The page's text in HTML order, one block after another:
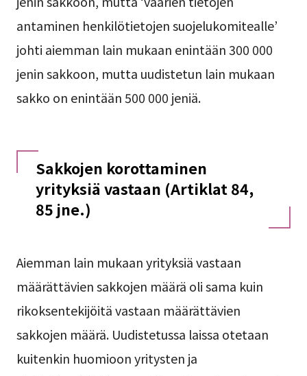
antaminen henkilötietojen suojelukomitealle’
johti aiemman lain mukaan enintään 300 000
jenin sakkoon, mutta uudistetun lain mukaan
sakko on enintään 500 000 jeniä.
Sakkojen korottaminen
yrityksiä vastaan (Artiklat 84,
85 jne.)
Aiemman lain mukaan yrityksiä vastaan
määrättävien sakkojen määrä oli sama kuin
rikoksentekijöitä vastaan määrättävien
sakkojen määrä. Uudistetussa laissa otetaan
kuitenkin huomioon yritysten ja